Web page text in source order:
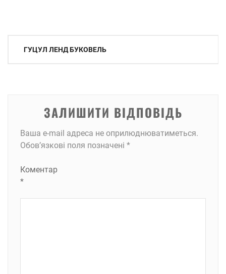
Навігація
ГУЦУЛ ЛЕНД БУКОВЕЛЬ
ЗАЛИШИТИ ВІДПОВІДЬ
Ваша e-mail адреса не оприлюднюватиметься.
Обов’язкові поля позначені *
Коментар
*